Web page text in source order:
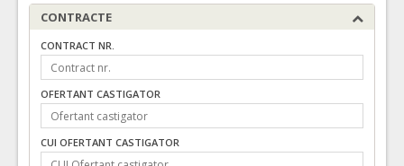
CONTRACTE
CONTRACT NR.
OFERTANT CASTIGATOR
CUI OFERTANT CASTIGATOR